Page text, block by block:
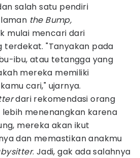
salah satu pendiri
the Bump,
mulai mencari dari
terdekat. "Tanyakan pada
ibu, atau tetangga yang
mereka memiliki
cari," ujarnya.
dari rekomendasi orang
menenangkan karena
mereka akan ikut
dan memastikan anakmu
. Jadi, gak ada salahnya